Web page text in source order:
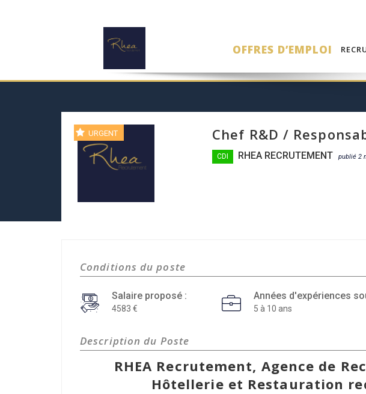
OFFRES D’EMPLOI
URGENT Chef R&D /
CDI RHEA RECRUTEMENT publié 2
Conditions du poste
Salaire proposé :
4583
Années d'expériences
5 à 10 ans
Description du Poste
RHEA Recrutement, Agence de
Hôtellerie et Restauration